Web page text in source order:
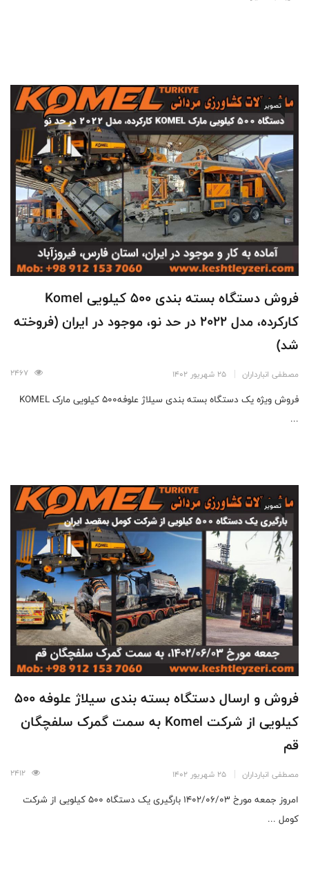
تصویر
فروش دستگاه بسته بندی 500 کیلویی Komel
کارکرده، مدل 2022 در حد نو، موجود در ایران (فروخته
شد)
مصطفی انبارداران 25 شهریور 1402
فروش ویژه یک دستگاه بسته بندی سیلاژ علوفه۵۰۰ کیلویی مارک KOMEL
...
تصویر
فروش و ارسال دستگاه بسته بندی سیلاژ علوفه 500
کیلویی از شرکت Komel به سمت گمرک سلفچگان
قم
مصطفی انبارداران 25 شهریور 1402
امروز جمعه مورخ ۱۴۰۲/۰۶/۰۳ بارگیری یک دستگاه ۵۰۰ کیلویی از شرکت
کومل ...